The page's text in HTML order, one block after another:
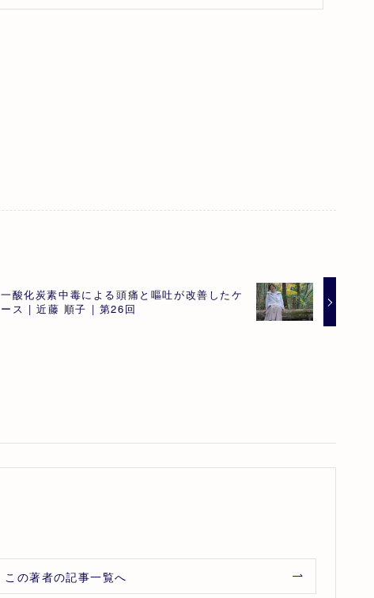
一酸化炭素中毒による頭痛と嘔吐が改善したケ
ース | 近藤 順子 | 第26回
この著者の記事一覧へ